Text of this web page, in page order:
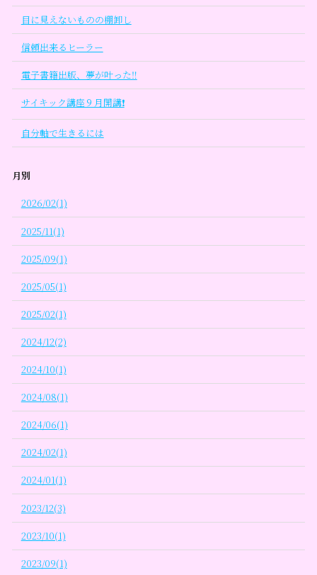
目に見えないものの棚卸し
信頼出来るヒーラー
電子書籍出版、夢が叶った‼
サイキック講座９月開講❗
自分軸で生きるには
月別
2026/02(1)
2025/11(1)
2025/09(1)
2025/05(1)
2025/02(1)
2024/12(2)
2024/10(1)
2024/08(1)
2024/06(1)
2024/02(1)
2024/01(1)
2023/12(3)
2023/10(1)
2023/09(1)